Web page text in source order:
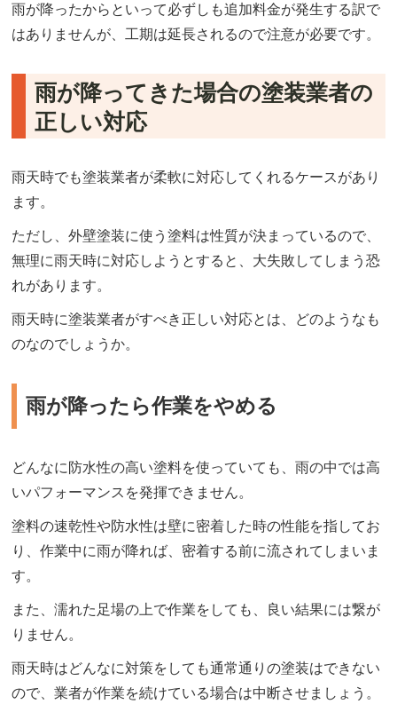
雨が降ったからといって必ずしも追加料金が発生する訳で
はありませんが、工期は延長されるので注意が必要です。
雨が降ってきた場合の塗装業者の
正しい対応
雨天時でも塗装業者が柔軟に対応してくれるケースがあり
ます。
ただし、外壁塗装に使う塗料は性質が決まっているので、
無理に雨天時に対応しようとすると、大失敗してしまう恐
れがあります。
雨天時に塗装業者がすべき正しい対応とは、どのようなも
のなのでしょうか。
雨が降ったら作業をやめる
どんなに防水性の高い塗料を使っていても、雨の中では高
いパフォーマンスを発揮できません。
塗料の速乾性や防水性は壁に密着した時の性能を指してお
り、作業中に雨が降れば、密着する前に流されてしまいま
す。
また、濡れた足場の上で作業をしても、良い結果には繋が
りません。
雨天時はどんなに対策をしても通常通りの塗装はできない
ので、業者が作業を続けている場合は中断させましょう。